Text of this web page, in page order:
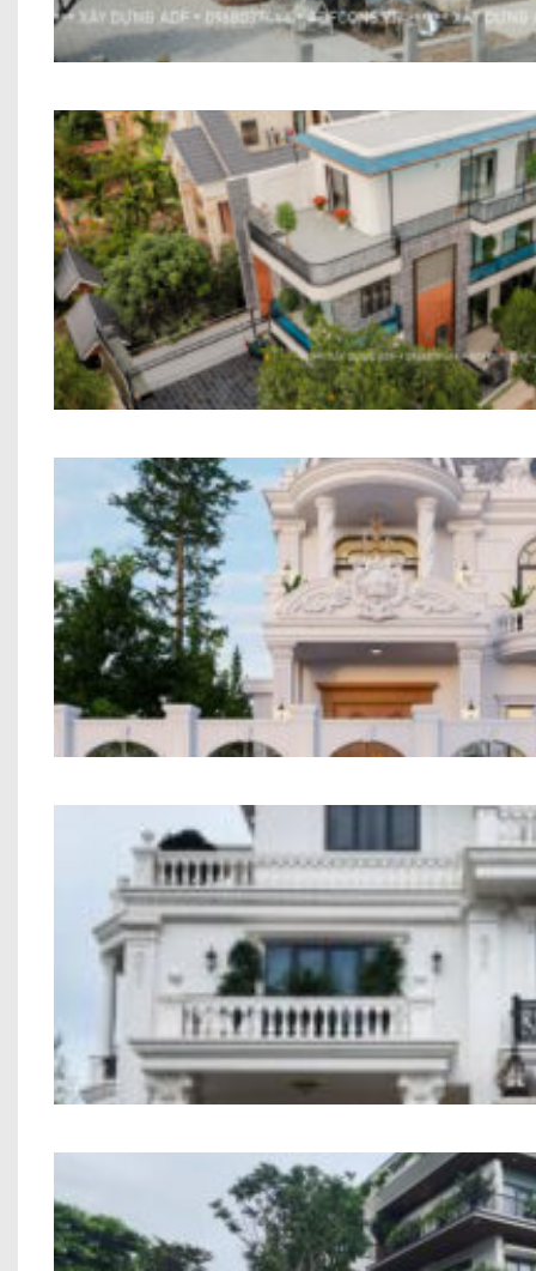
Biệt thự Địa Trung Hải Chị Trang
Biệt thự hai tầng phong cách
Biệt Thự Chú Ngự Bắc
Công trình biệt thự tân cổ điển anh